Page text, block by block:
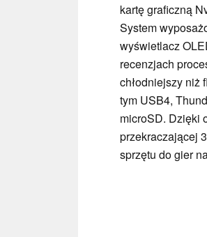
kartę graficzną
System
wyświetlacz
recenzjach
chłodniejszy niż
tym USB4,
microSD. Dzięki
przekraczającej
sprzętu do gier